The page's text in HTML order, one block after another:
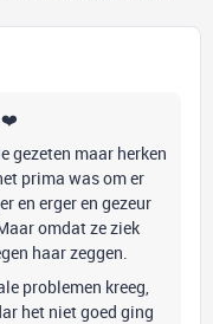
❤️
gezeten maar herken
prima was om er
en erger en gezeur
omdat ze ziek
haar zeggen.
problemen kreeg,
het niet goed ging